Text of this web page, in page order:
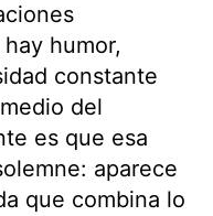
humor,
constante
del
es que esa
aparece
que combina lo